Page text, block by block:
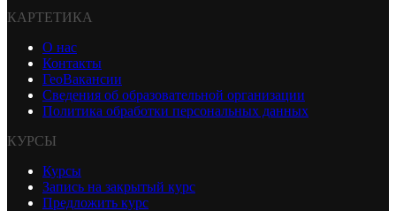
КАРТЕТИКА
О нас
Контакты
ГеоВакансии
Сведения об образовательной организации
Политика обработки персональных данных
КУРСЫ
Курсы
Запись на закрытый курс
Предложить курс